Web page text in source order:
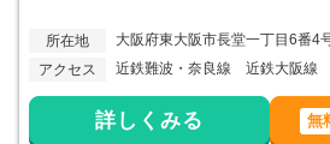
所在地
大阪府東大阪市長堂一丁目6番4
アクセス
近鉄難波・奈良線 近鉄大阪
詳しくみる 無